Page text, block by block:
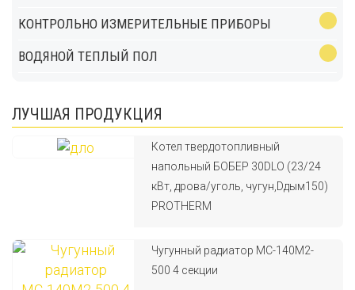
КОНТРОЛЬНО ИЗМЕРИТЕЛЬНЫЕ ПРИБОРЫ
ВОДЯНОЙ ТЕПЛЫЙ ПОЛ
ЛУЧШАЯ ПРОДУКЦИЯ
Котел твердотопливный
напольный БОБЕР 30DLO (23/24
кВт, дрова/уголь, чугун,Dдым150)
PROTHERM
Чугунный радиатор МС-140М2-
500 4 секции